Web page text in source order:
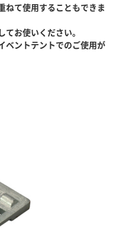
ねて使用することもできま
お使いください。
ベントテントでのご使用が